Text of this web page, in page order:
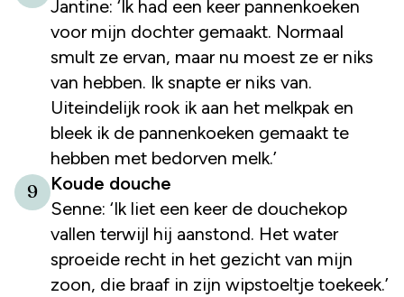
Jantine: ‘Ik had een keer pannenkoeken
voor mijn dochter gemaakt. Normaal
smult ze ervan, maar nu moest ze er niks
van hebben. Ik snapte er niks van.
Uiteindelijk rook ik aan het melkpak en
bleek ik de pannenkoeken gemaakt te
hebben met bedorven melk.’
9
Koude douche
Senne: ‘Ik liet een keer de douchekop
vallen terwijl hij aanstond. Het water
sproeide recht in het gezicht van mijn
zoon, die braaf in zijn wipstoeltje toekeek.’